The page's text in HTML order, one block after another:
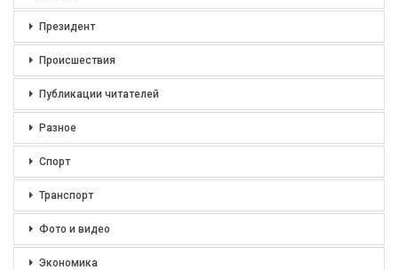
Президент
Происшествия
Публикации читателей
Разное
Спорт
Транспорт
Фото и видео
Экономика